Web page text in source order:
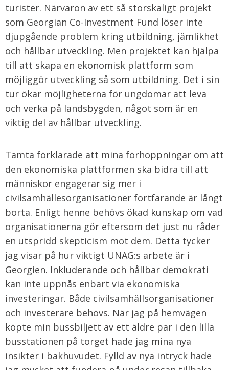
turister. Närvaron av ett så storskaligt projekt
som Georgian Co-Investment Fund löser inte
djupgående problem kring utbildning, jämlikhet
och hållbar utveckling. Men projektet kan hjälpa
till att skapa en ekonomisk plattform som
möjliggör utveckling så som utbildning. Det i sin
tur ökar möjligheterna för ungdomar att leva
och verka på landsbygden, något som är en
viktig del av hållbar utveckling.
Tamta förklarade att mina förhoppningar om att
den ekonomiska plattformen ska bidra till att
människor engagerar sig mer i
civilsamhällesorganisationer fortfarande är långt
borta. Enligt henne behövs ökad kunskap om vad
organisationerna gör eftersom det just nu råder
en utspridd skepticism mot dem. Detta tycker
jag visar på hur viktigt UNAG:s arbete är i
Georgien. Inkluderande och hållbar demokrati
kan inte uppnås enbart via ekonomiska
investeringar. Både civilsamhällsorganisationer
och investerare behövs. När jag på hemvägen
köpte min bussbiljett av ett äldre par i den lilla
busstationen på torget hade jag mina nya
insikter i bakhuvudet. Fylld av nya intryck hade